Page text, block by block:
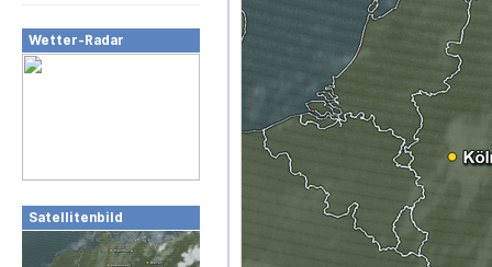
Wetter-Radar
Satellitenbild